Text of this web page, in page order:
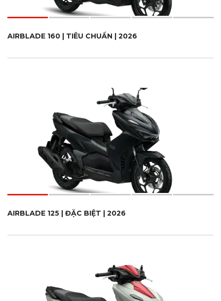
AIRBLADE 160 | TIÊU CHUẨN | 2026
AIRBLADE 125 | ĐẶC BIỆT | 2026